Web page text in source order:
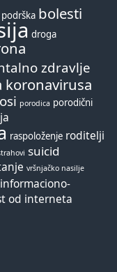
bolesti
droga
zdravlje
koronavirusa
porodica porodični
raspoloženje roditelji
suicid
vršnjačko nasilje
od interneta